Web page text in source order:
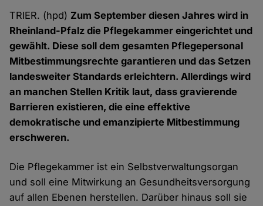
TRIER. (hpd) Zum September diesen Jahres wird in
Rheinland-Pfalz die Pflegekammer eingerichtet und
gewählt. Diese soll dem gesamten Pflegepersonal
Mitbestimmungsrechte garantieren und das Setzen
landesweiter Standards erleichtern. Allerdings wird
an manchen Stellen Kritik laut, dass gravierende
Barrieren existieren, die eine effektive
demokratische und emanzipierte Mitbestimmung
erschweren.
Die Pflegekammer ist ein Selbstverwaltungsorgan
und soll eine Mitwirkung an Gesundheitsversorgung
auf allen Ebenen herstellen. Darüber hinaus soll sie